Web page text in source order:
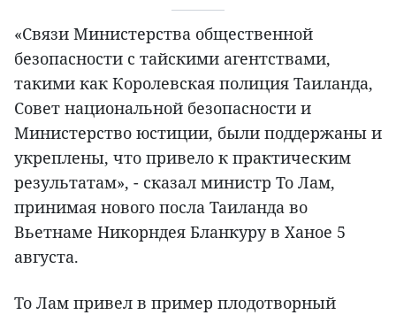
«Связи Министерства общественной
безопасности с тайскими агентствами,
такими как Королевская полиция Таиланда,
Совет национальной безопасности и
Министерство юстиции, были поддержаны и
укреплены, что привело к практическим
результатам», - сказал министр То Лам,
принимая нового посла Таиланда во
Вьетнаме Никорндея Бланкуру в Ханое 5
августа.
То Лам привел в пример плодотворный